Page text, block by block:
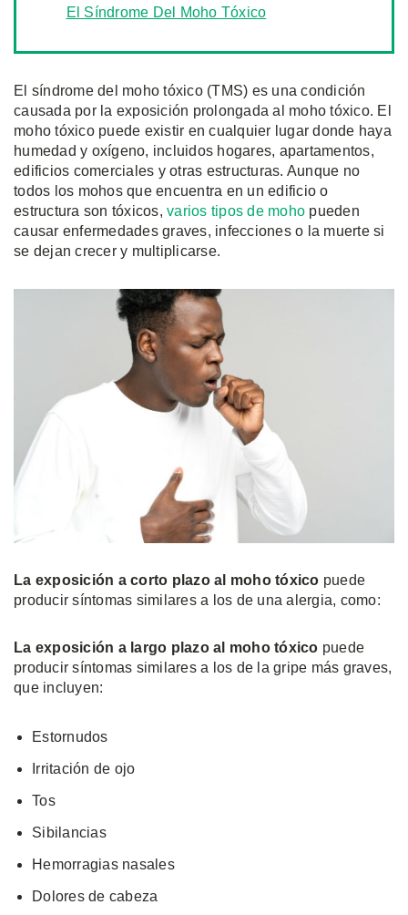
El Síndrome Del Moho Tóxico
El síndrome del moho tóxico (TMS) es una condición
causada por la exposición prolongada al moho tóxico. El
moho tóxico puede existir en cualquier lugar donde haya
humedad y oxígeno, incluidos hogares, apartamentos,
edificios comerciales y otras estructuras. Aunque no
todos los mohos que encuentra en un edificio o
estructura son tóxicos, varios tipos de moho pueden
causar enfermedades graves, infecciones o la muerte si
se dejan crecer y multiplicarse.
La exposición a corto plazo al moho tóxico puede
producir síntomas similares a los de una alergia, como:
La exposición a largo plazo al moho tóxico puede
producir síntomas similares a los de la gripe más graves,
que incluyen:
Estornudos
Irritación de ojo
Tos
Sibilancias
Hemorragias nasales
Dolores de cabeza